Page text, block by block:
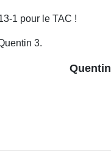
1 pour le TAC !
3.
Quentin